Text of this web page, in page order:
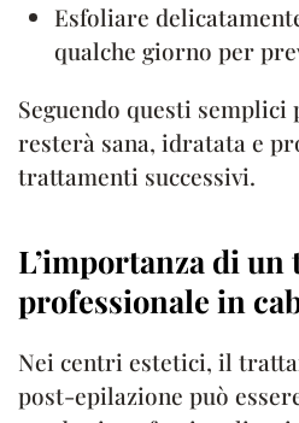
Esfoliare
qualche giorno per
Seguendo questi semplici
resterà sana, idratata e
trattamenti successivi.
L’importanza di
professionale in
Nei centri estetici, il
post-epilazione può